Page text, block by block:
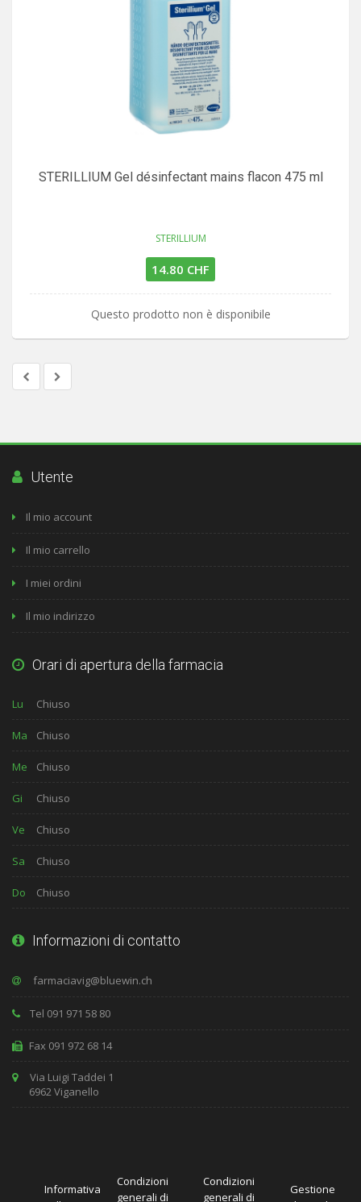
STERILLIUM Gel désinfectant mains flacon 475 ml
STERILLIUM
14.80 CHF
Questo prodotto non è disponibile
Utente
Il mio account
Il mio carrello
I miei ordini
Il mio indirizzo
Orari di apertura della farmacia
Lu Chiuso
Ma Chiuso
Me Chiuso
Gi Chiuso
Ve Chiuso
Sa Chiuso
Do Chiuso
Informazioni di contatto
Tel 091 971 58 80
Fax 091 972 68 14
Via Luigi Taddei 1
6962 Viganello
Informativa
Condizioni
generali di
Condizioni
generali di
Gestione